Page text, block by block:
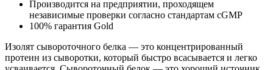
Производится на предприятии, проходящем
независимые проверки согласно стандартам cGMP
100% гарантия Gold
Изолят сывороточного белка — это концентрированный
протеин из сыворотки, который быстро всасывается и легко